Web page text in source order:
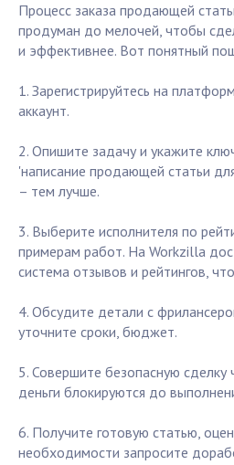
Процесс заказа продающей
продуман до мелочей, чтобы
и эффективнее. Вот понятный
1. Зарегистрируйтесь на
аккаунт.
2. Опишите задачу и укажите
'написание продающей статьи
– тем лучше.
3. Выберите исполнителя по
примерам работ. На Workzilla
система отзывов и рейтингов,
4. Обсудите детали с
уточните сроки, бюджет.
5. Совершите безопасную сделку
деньги блокируются до
6. Получите готовую статью,
необходимости запросите